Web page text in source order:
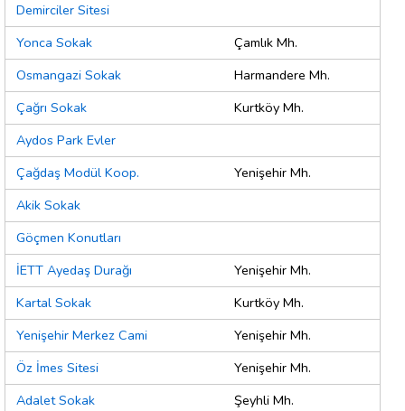
Demirciler Sitesi
Yonca Sokak
Çamlık Mh.
Osmangazi Sokak
Harmandere Mh.
Çağrı Sokak
Kurtköy Mh.
Aydos Park Evler
Çağdaş Modül Koop.
Yenişehir Mh.
Akik Sokak
Göçmen Konutları
İETT Ayedaş Durağı
Yenişehir Mh.
Kartal Sokak
Kurtköy Mh.
Yenişehir Merkez Cami
Yenişehir Mh.
Öz İmes Sitesi
Yenişehir Mh.
Adalet Sokak
Şeyhli Mh.